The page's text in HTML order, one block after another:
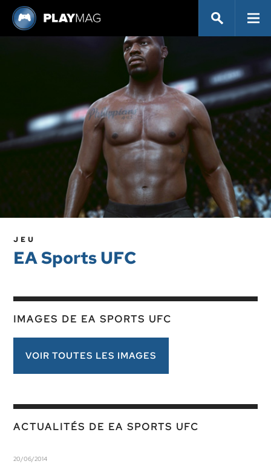
JEU
EA Sports UFC
IMAGES DE EA SPORTS UFC
VOIR TOUTES LES IMAGES
ACTUALITÉS DE EA SPORTS UFC
20/06/2014